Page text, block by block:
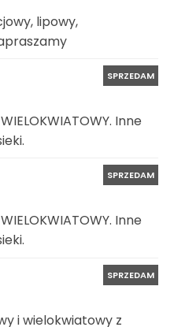
lipowy,
SPRZEDAM
Inne
SPRZEDAM
Inne
SPRZEDAM
i wielokwiatowy z